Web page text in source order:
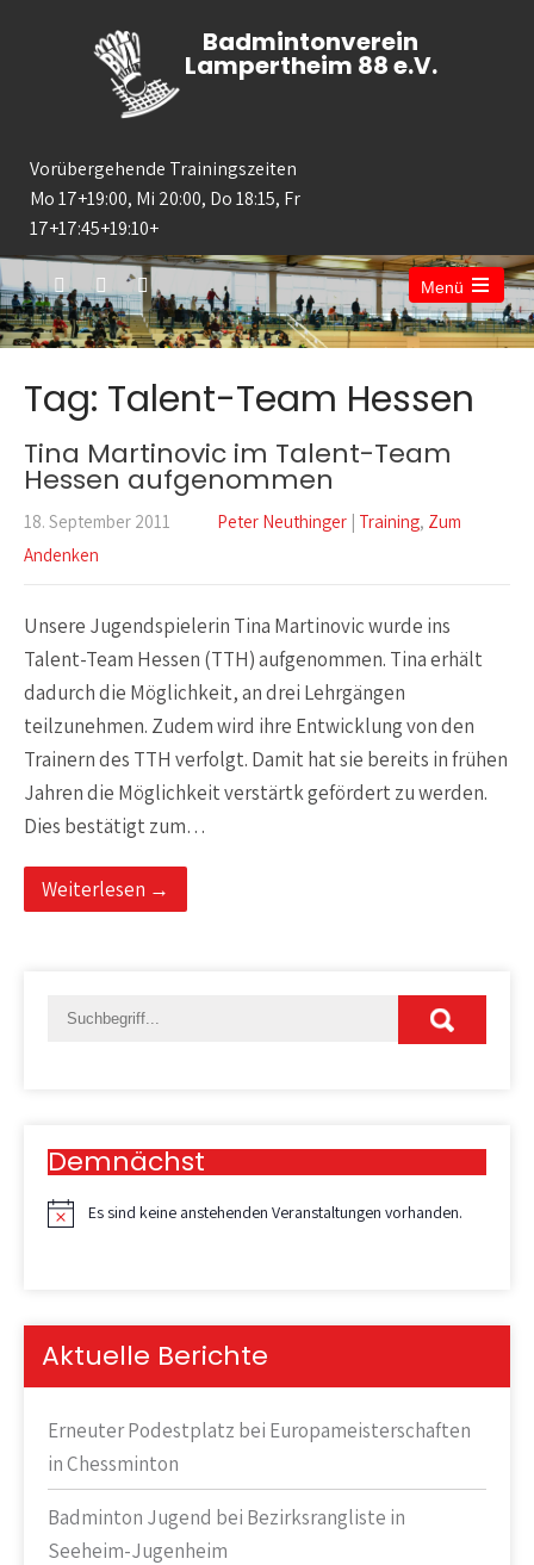
Badmintonverein
Lampertheim 88 e.V.
Vorübergehende Trainingszeiten
Mo 17+19:00, Mi 20:00, Do 18:15, Fr
17+17:45+19:10+
Menü
Open
the
main
Tag: Talent-Team Hessen
Tina Martinovic im Talent-Team
Hessen aufgenommen
18. September 2011 Peter Neuthinger | Training, Zum
Andenken
Unsere Jugendspielerin Tina Martinovic wurde ins
Talent-Team Hessen (TTH) aufgenommen. Tina erhält
dadurch die Möglichkeit, an drei Lehrgängen
teilzunehmen. Zudem wird ihre Entwicklung von den
Trainern des TTH verfolgt. Damit hat sie bereits in frühen
Jahren die Möglichkeit verstärtk gefördert zu werden.
Dies bestätigt zum…
Weiterlesen →
Demnächst
H
s
Es sind keine anstehenden Veranstaltungen vorhanden.
Aktuelle Berichte
Erneuter Podestplatz bei Europameisterschaften
in Chessminton
Badminton Jugend bei Bezirksrangliste in
Seeheim-Jugenheim